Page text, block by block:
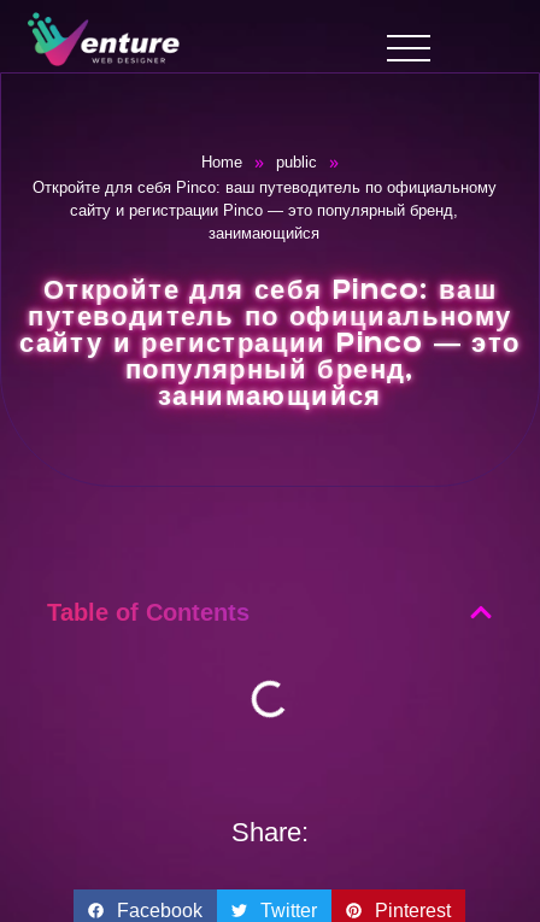
Home » public »
Откройте для себя Pinco: ваш путеводитель по официальному
сайту и регистрации Pinco — это популярный бренд,
занимающийся
Откройте для себя Pinco: ваш
путеводитель по официальному
сайту и регистрации Pinco — это
популярный бренд,
занимающийся
Table of Contents
Share:
Facebook Twitter Pinterest